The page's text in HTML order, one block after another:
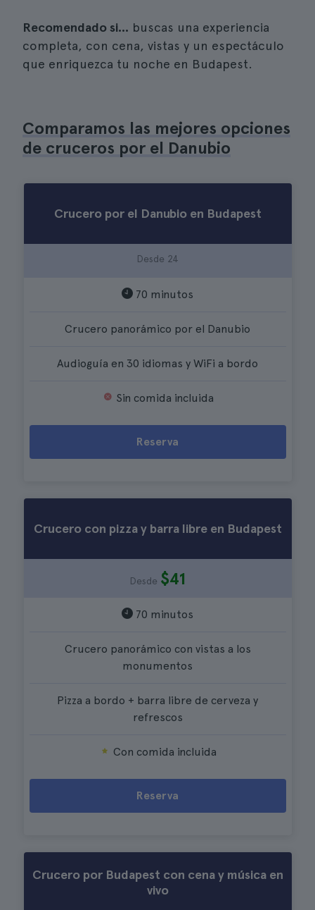
Recomendado si... buscas una experiencia
completa, con cena, vistas y un espectáculo
que enriquezca tu noche en Budapest.
Comparamos las mejores opciones
de cruceros por el Danubio
Crucero por el Danubio en Budapest
Desde 24
70 minutos
Crucero panorámico por el Danubio
Audioguía en 30 idiomas y WiFi a bordo
Sin comida incluida
Reserva
Crucero con pizza y barra libre en Budapest
Desde $41
70 minutos
Crucero panorámico con vistas a los
monumentos
Pizza a bordo + barra libre de cerveza y
refrescos
Con comida incluida
Reserva
Crucero por Budapest con cena y música en
vivo